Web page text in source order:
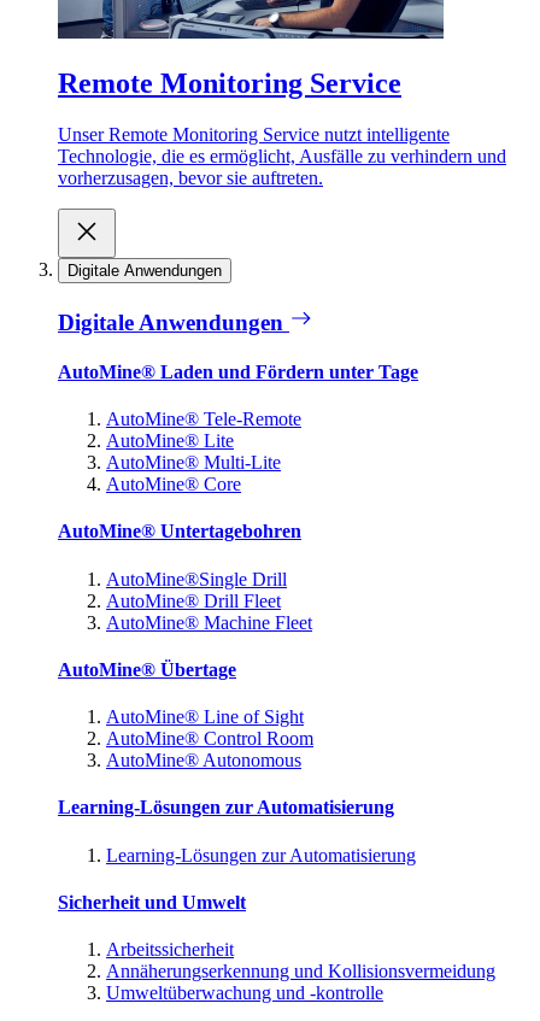
Remote Monitoring Service
Unser Remote Monitoring Service nutzt intelligente
Technologie, die es ermöglicht, Ausfälle zu verhindern und
vorherzusagen, bevor sie auftreten.
Digitale Anwendungen
Digitale Anwendungen
AutoMine® Laden und Fördern unter Tage
AutoMine® Tele-Remote
AutoMine® Lite
AutoMine® Multi-Lite
AutoMine® Core
AutoMine® Untertagebohren
AutoMine®Single Drill
AutoMine® Drill Fleet
AutoMine® Machine Fleet
AutoMine® Übertage
AutoMine® Line of Sight
AutoMine® Control Room
AutoMine® Autonomous
Learning-Lösungen zur Automatisierung
Learning-Lösungen zur Automatisierung
Sicherheit und Umwelt
Arbeitssicherheit
Annäherungserkennung und Kollisionsvermeidung
Umweltüberwachung und -kontrolle